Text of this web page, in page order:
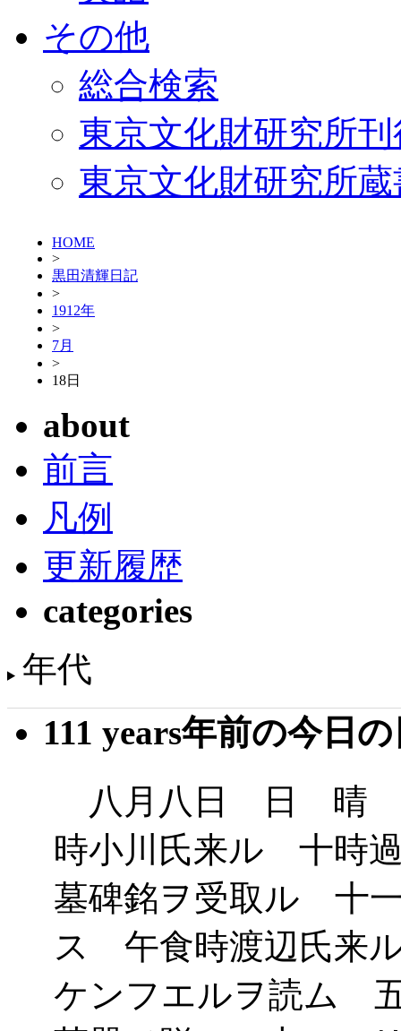
その他
総合検索
東京文化財研究所
東京文化財研究所
HOME
>
黒田清輝日記
>
1912年
>
7月
>
18日
about
前言
凡例
更新履歴
categories
年代
111 years年前の今日
八月八日 日 晴
時小川氏来ル 十時
墓碑銘ヲ受取ル 十
ス 午食時渡辺氏来
ケンフエルヲ読ム